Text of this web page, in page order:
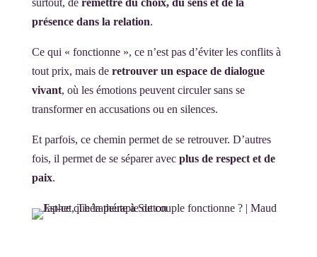
surtout, deremettre du choix, du sens et de la
présence dans la relation.
Ce qui « fonctionne », ce n’est pas d’éviter les conflits à
tout prix, mais de retrouver un espace de dialogue
vivant, où les émotions peuvent circuler sans se
transformer en accusations ou en silences.
Et parfois, ce chemin permet de se retrouver. D’autres
fois, il permet de se séparer avec plus de respect et de
paix.